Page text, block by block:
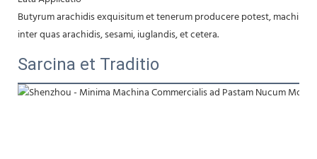
Butyrum arachidis exquisitum et tenerum producere potest, machina
inter quas arachidis, sesami, iuglandis, et cetera.
Sarcina et Traditio